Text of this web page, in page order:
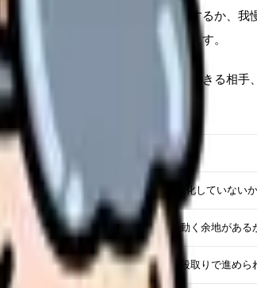
たい気持ちが強いほど、「退職するか、我
するなど、間にある選択肢もあります。
育体制、人員配置、給与、相談できる相手
判断に使うメモ
直近2週間で悪化していないか
相談や調整で動く余地がある
勢いではなく段取りで進めら